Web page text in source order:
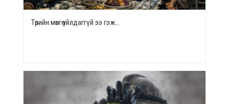
Төрийн мөнгө уйлдаггүй ээ гэж…